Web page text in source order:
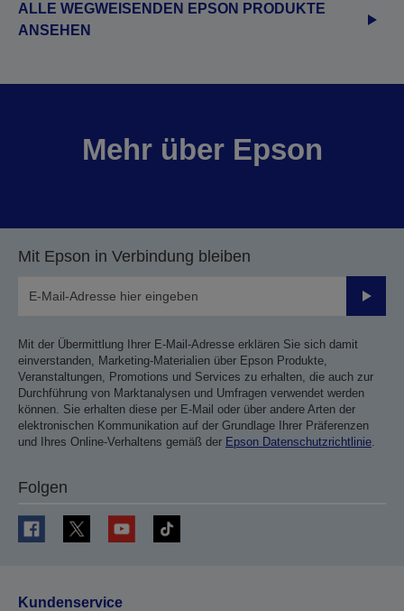
ALLE WEGWEISENDEN EPSON PRODUKTE
ANSEHEN
Mehr über Epson
Mit Epson in Verbindung bleiben
Mit der Übermittlung Ihrer E-Mail-Adresse erklären Sie sich damit
einverstanden, Marketing-Materialien über Epson Produkte,
Veranstaltungen, Promotions und Services zu erhalten, die auch zur
Durchführung von Marktanalysen und Umfragen verwendet werden
können. Sie erhalten diese per E-Mail oder über andere Arten der
elektronischen Kommunikation auf der Grundlage Ihrer Präferenzen
und Ihres Online-Verhaltens gemäß der Epson Datenschutzrichtlinie.
Folgen
Kundenservice